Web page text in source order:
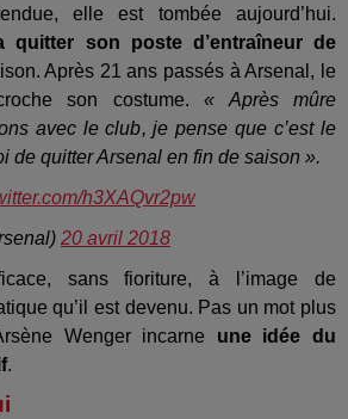
elle est tombée aujourd’hui.
quitter son poste d’entraîneur de
Après 21 ans passés à Arsenal, le
son costume. « Après mûre
avec le club, je pense que c’est le
de quitter Arsenal en fin de saison ».
h3XAQvr2pw
20 avril 2018
sans fioriture, à l’image de
qu’il est devenu. Pas un mot plus
Wenger incarne une idée du
.